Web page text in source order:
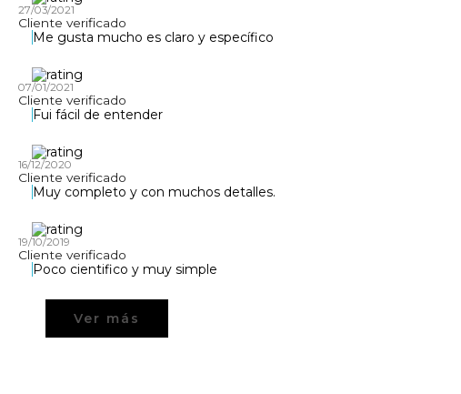
27/03/2021
Cliente verificado
Me gusta mucho es claro y específico
07/01/2021
Cliente verificado
Fui fácil de entender
16/12/2020
Cliente verificado
Muy completo y con muchos detalles.
19/10/2019
Cliente verificado
Poco cientifico y muy simple
Ver más